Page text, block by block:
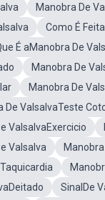
Manobra De
Como É
É aManobra De
Manobra De
Manobra De
De ValsalvaTeste
ValsalvaExercicio
Valsalva
SinalDe